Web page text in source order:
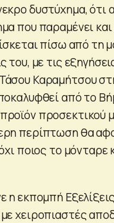
δυστύχημα, ότι
που παραμένει
πίσω από τη
του, με τις
Καραμήτσου
από το
περίπτωση θα
ποιος το μόνταρε
η εκπομπή
χειροπιαστές